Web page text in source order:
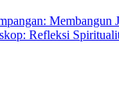
Membangun
Refleksi